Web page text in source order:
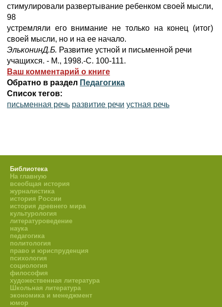
стимулировали развертывание ребенком своей мысли,
98
устремляли его внимание не только на конец (итог)
своей мысли, но и на ее начало.
ЭльконинД.Б. Развитие устной и письменной речи
учащихся. - М., 1998.-С. 100-111.
Ваш комментарий о книге
Обратно в раздел Педагогика
Список тегов:
письменная речь развитие речи устная речь
Библиотека
На главную
всеобщая история
журналистика
история России
история древнего мира
культурология
литературоведение
наука
педагогика
политология
право и юриспруденция
психология
социология
философия
художественная литература
Школьная литература
экономика и менеджмент
юмор